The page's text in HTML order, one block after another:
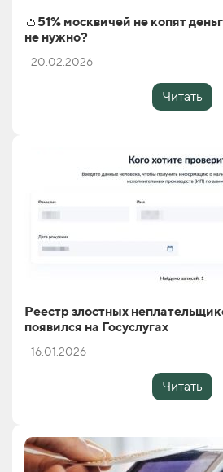
👛51% москвичей не копят
не нужно?
20.02.2026
Читать
Реестр злостных
появился на Госуслугах
16.01.2026
Читать